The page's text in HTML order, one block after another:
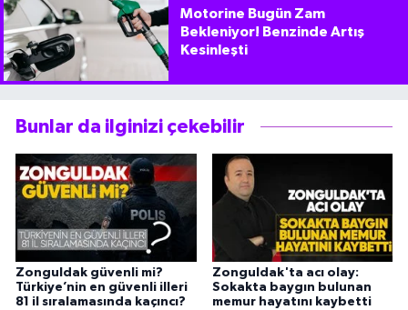
Motorine Bugün Zam
Bekleniyor! Benzinde Artış
Kesinleşti
Bunlar da ilginizi çekebilir
Zonguldak güvenli mi?
Türkiye’nin en güvenli illeri
81 il sıralamasında kaçıncı?
Zonguldak'ta acı olay:
Sokakta baygın bulunan
memur hayatını kaybetti